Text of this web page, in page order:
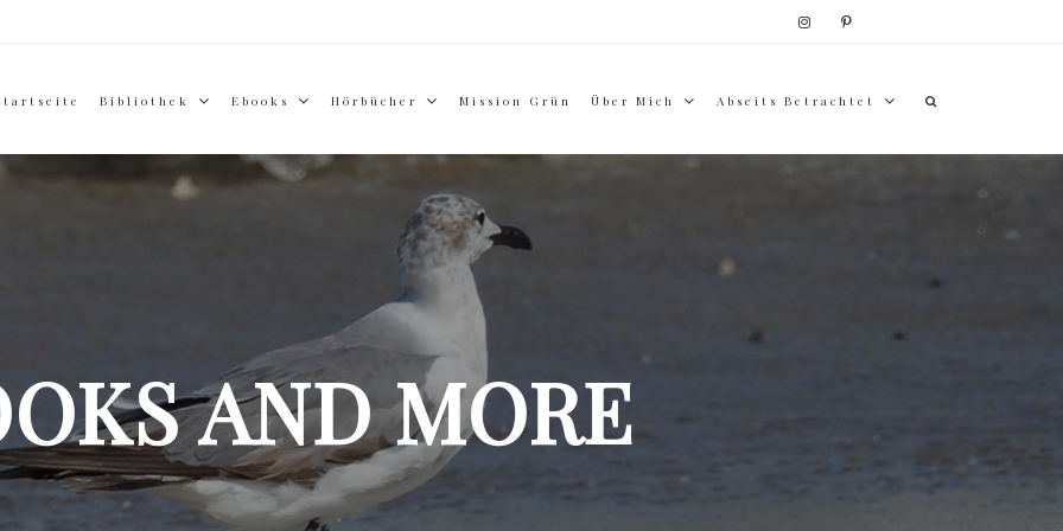
Bibliothek Ebooks Hörbücher Mission Grün Über Mich Abseits Betrachtet
AND MORE